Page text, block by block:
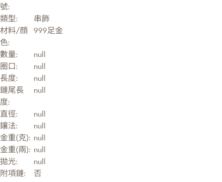
號:
類型:
串飾
材料/顔
色:
999足金
數量:
null
圈口:
null
長度:
null
鏈尾長
度:
null
直徑:
null
鑲法:
null
金重(克): null
金重(兩): null
拋光:
null
附項鏈:
否